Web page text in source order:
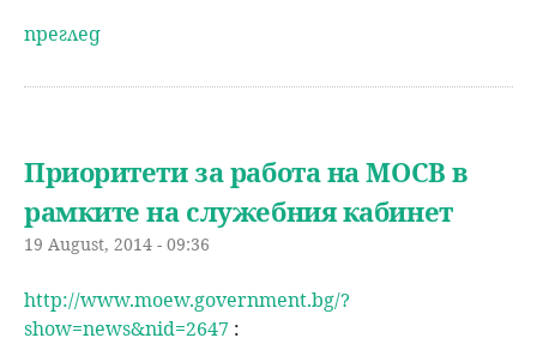
преглед
Приоритети за работа на МОСВ в
рамките на служебния кабинет
19 August, 2014 - 09:36
http://www.moew.government.bg/?
show=news&nid=2647 :